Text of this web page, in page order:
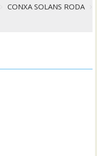
CONXA SOLANS RODA